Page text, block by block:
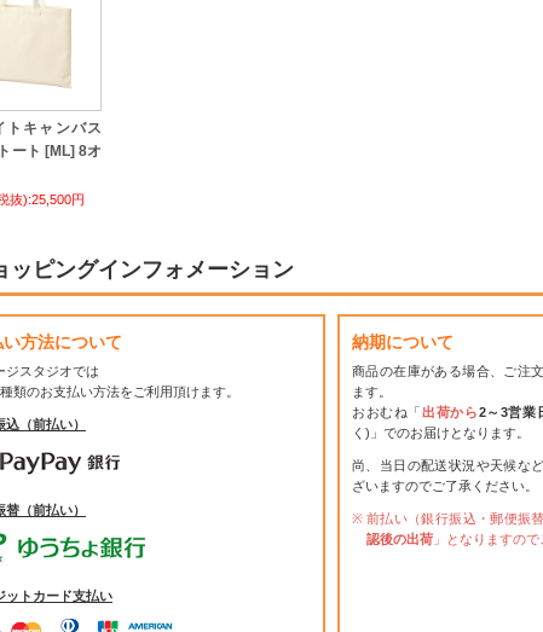
トキャンバス
ート [ML] 8オ
抜):25,500円
ッピングインフォメーション
い方法について
ジスタジオでは
類のお支払い方法をご利用頂けます。
込（前払い）
替（前払い）
ットカード支払い
納期について
商品の在庫がある場合、ご注
ます。
おおむね「出荷から2～3営業
く)」でのお届けとなります。
尚、当日の配送状況や天候な
ざいますのでご了承ください。
前払い（銀行振込・郵便振
認後の出荷 」となりますので